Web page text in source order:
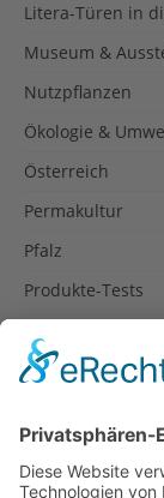
Litera-Türen in
Museum &
Nutzpflanzen
Ökologie &
Österreich
Permakultur
Pfalz
Produkte-Tests
Rezepte
Spanien
Südtirol